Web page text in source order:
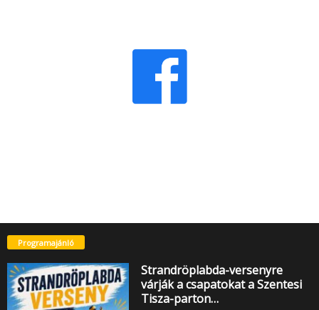
Programajánló
Strandröplabda-versenyre
várják a csapatokat a Szentesi
Tisza-parton…